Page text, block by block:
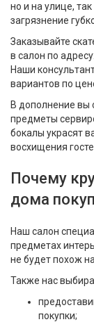
но и на улице,
загрязнение
Заказывайте
в салон по
Наши
вариантов по
В дополнение вы
предметы
бокалы украсят
восхищения
Почему
дома
Наш салон
предметах
не будет похож
Также нас
покупки;